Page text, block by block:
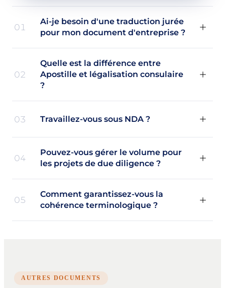
01
Ai-je besoin d'une traduction jurée
pour mon document d'entreprise ?
02
Quelle est la différence entre
Apostille et légalisation consulaire
?
03 Travaillez-vous sous NDA ?
04
Pouvez-vous gérer le volume pour
les projets de due diligence ?
05
Comment garantissez-vous la
cohérence terminologique ?
AUTRES DOCUMENTS